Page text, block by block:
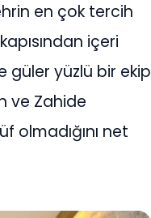
en çok tercih
içeri
güler yüzlü bir ekip
ve Zahide
olmadığını net